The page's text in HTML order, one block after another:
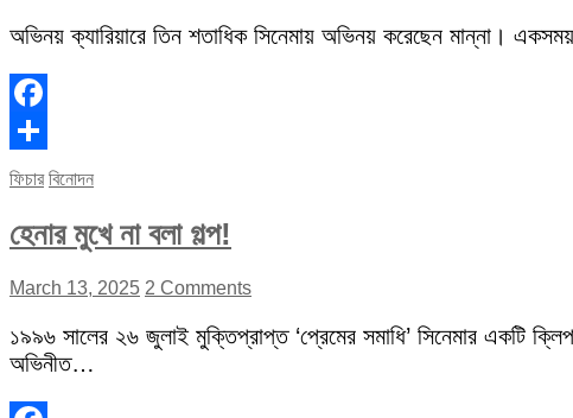
অভিনয় ক্যারিয়ারে তিন শতাধিক সিনেমায় অভিনয় করেছেন মান্না।
Facebook
Share
ফিচার বিনোদন
হেনার মুখে না বলা গল্প!
March 13, 2025 2 Comments
১৯৯৬ সালের ২৬ জুলাই মুক্তিপ্রাপ্ত ‘প্রেমের সমাধি’ সিনেমার একটি
অভিনীত…